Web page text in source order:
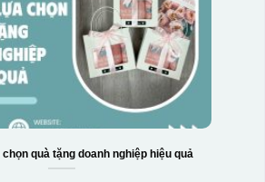
quà tặng doanh nghiệp hiệu quả